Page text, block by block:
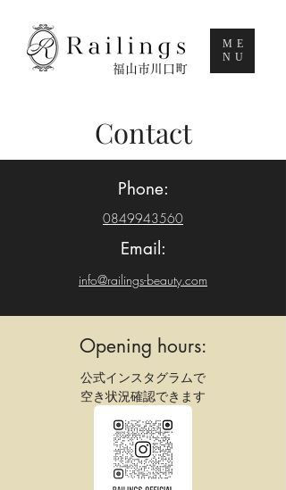
福山市川口町
ME
NU
Contact
Phone:
0849943560
Email:
info@railings-beauty.com
Opening hours:
​公式インスタグラムで
空き状況確認できます